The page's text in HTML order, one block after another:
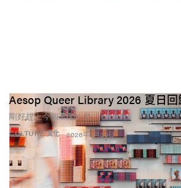
所謂文學 It-girl，從來不只是拿著書那
美學早已被扁平化、去中心化的時代，
識來發出訊號。當人人都能穿得好、會
球平台追上同一波潮流時，知性便成為
個戰場。在 AI 都能幫你思考的年代，
就變成一種菁英能力。脈絡與典故成了
CULTURE 文化
Aesop Queer Library 2026 夏日回
剛好趕上今個 Pride 月。
2026年6月23日